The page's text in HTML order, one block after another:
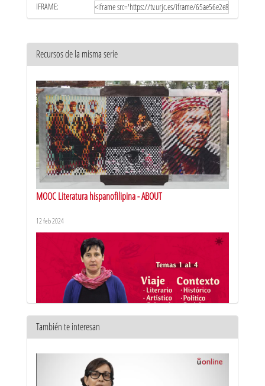
IFRAME:
Recursos de la misma serie
MOOC Literatura hispanofilipina - ABOUT
12 feb 2024
También te interesan